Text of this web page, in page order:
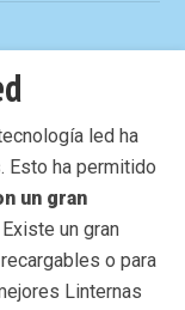
led ha
Esto ha permitido
un gran
Existe un gran
o para
Linternas